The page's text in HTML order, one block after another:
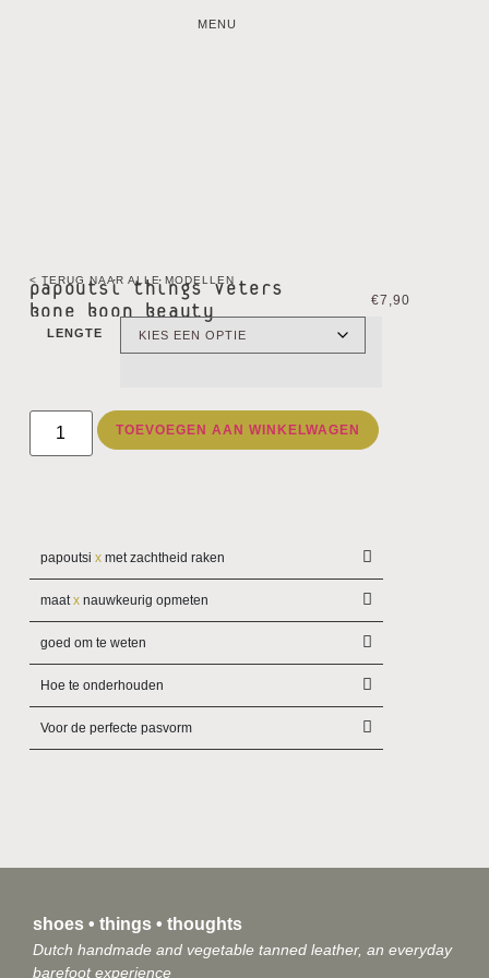
MENU
< TERUG NAAR ALLE MODELLEN
papoutsi things veters
bone boon beauty
€7,90
LENGTE
TOEVOEGEN AAN WINKELWAGEN
papoutsi xmet zachtheid raken
maat xnauwkeurig opmeten
goed om te weten
Hoe te onderhouden
Voor de perfecte pasvorm
shoes • things • thoughts
Dutch handmade and vegetable tanned leather, an everyday
barefoot experience